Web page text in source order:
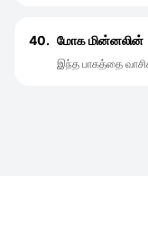
40. மோக மின்னலின்
இந்த பாகத்தை